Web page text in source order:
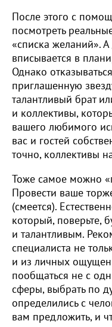
После этого с
посмотреть
«списка желаний».
вписывается в
Однако
приглашенную
талантливый брат
и коллективы,
вашего любимого
вас и гостей
точно, коллективы
Тоже самое можно
Провести ваше
(смеется).
который, поверьте,
и талантливым.
специалиста не
и из личных
пообщаться не с
сферы, выбрать по
определились с
вам предложить, и